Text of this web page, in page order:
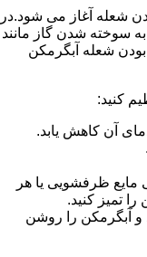
شعله آغاز می شود.در
سوخته شدن گاز مانند
بودن شعله آبگرمکن
کنید:
آن کاهش یابد.
مایع ظرفشویی یا هر
تمیز کنید.
آبگرمکن را روشن